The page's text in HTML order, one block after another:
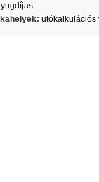
utókalkulációs